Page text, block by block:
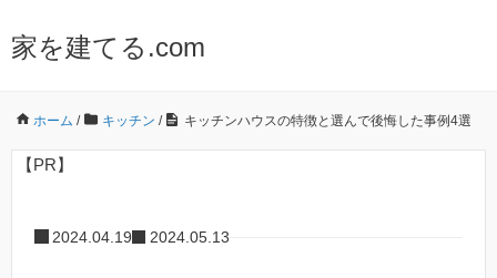
家を建てる.com
ホーム / キッチン / キッチンハウスの特徴と選んで後悔した事例4選
【PR】
2024.04.19 2024.05.13